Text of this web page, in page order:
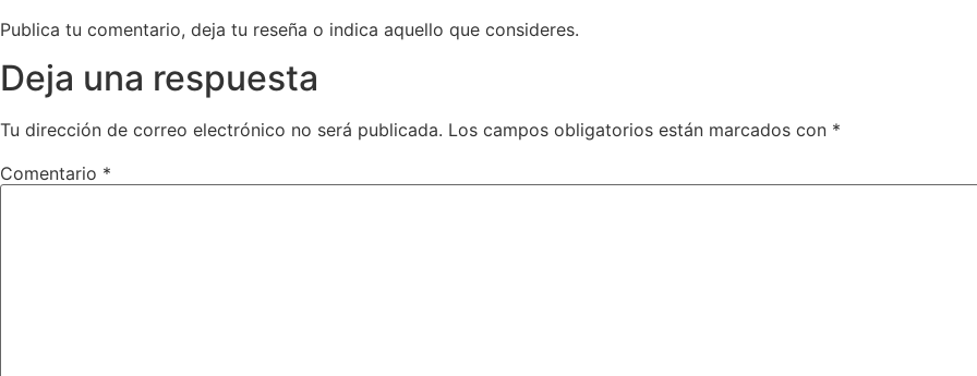
Publica tu comentario, deja tu reseña o indica aquello que consideres.
Deja una respuesta
Tu dirección de correo electrónico no será publicada. Los campos obligatorios están marcados con *
Comentario *